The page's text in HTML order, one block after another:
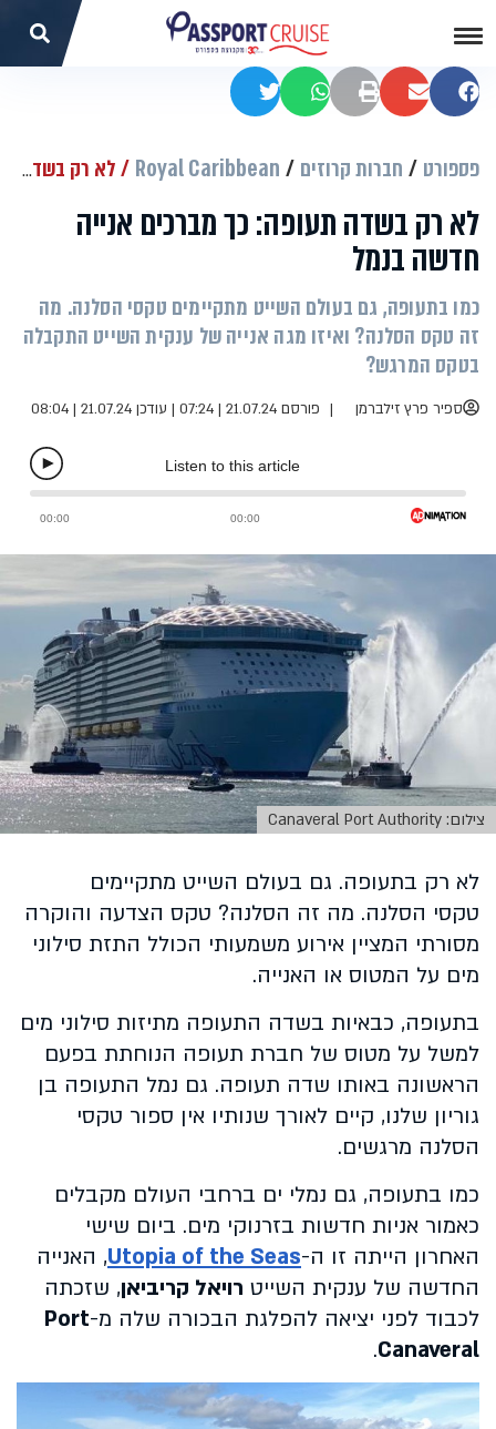
שתפו בפייסבוק
שתפו במיילהדפסהשתפו בוואטסאפשתפו בטוויטר
פספורט חברות קרוזים Royal Caribbean לא רק בשדה תעופה: כך מברכים אנייה חדשה בנמל
לא רק בשדה תעופה: כך מברכים אנייה
חדשה בנמל
כמו בתעופה, גם בעולם השייט מתקיימים טקסי הסלנה. מה
זה טקס הסלנה? ואיזו מגה אנייה של ענקית השייט התקבלה
בטקס המרגש?
ספיר פרץ זילברמן פורסם 21.07.24 | 07:24 | עודכן 21.07.24 | 08:04
צילום: Canaveral Port Authority
לא רק בתעופה. גם בעולם השייט מתקיימים
טקסי הסלנה. מה זה הסלנה? טקס הצדעה והוקרה
מסורתי המציין אירוע משמעותי הכולל התזת סילוני
מים על המטוס או האנייה.
בתעופה, כבאיות בשדה התעופה מתיזות סילוני מים
למשל על מטוס של חברת תעופה הנוחתת בפעם
הראשונה באותו שדה תעופה. גם נמל התעופה בן
גוריון שלנו, קיים לאורך שנותיו אין ספור טקסי
הסלנה מרגשים.
כמו בתעופה, גם נמלי ים ברחבי העולם מקבלים
כאמור אניות חדשות בזרנוקי מים. ביום שישי
האחרון הייתה זו ה-Utopia of the Seas, האנייה
החדשה של ענקית השייט רויאל קריביאן, שזכתה
לכבוד לפני יציאה להפלגת הבכורה שלה מ-Port
Canaveral
.